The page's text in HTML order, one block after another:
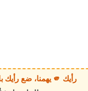
رأيك 🫵 يهمنا، ضع رأيك بالخبر أو الموقع بكل وضوح وصراحة!